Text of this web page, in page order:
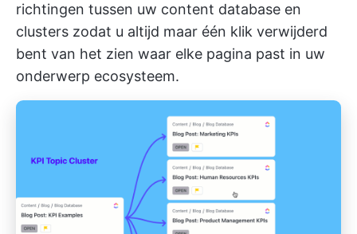
richtingen tussen uw content database en
clusters zodat u altijd maar één klik verwijderd
bent van het zien waar elke pagina past in uw
onderwerp ecosysteem.